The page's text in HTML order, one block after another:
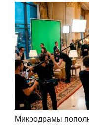
Микродрамы